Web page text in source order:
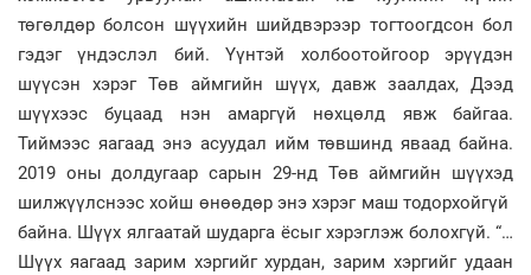
төгөлдөр болсон шүүхийн шийдвэрээр тогтоогдсон бол
гэдэг үндэслэл бий. Үүнтэй холбоотойгоор эрүүдэн
шүүсэн хэрэг Төв аймгийн шүүх, давж заалдах, Дээд
шүүхээс буцаад нэн амаргүй нөхцөлд явж байгаа.
Тиймээс яагаад энэ асуудал ийм төвшинд яваад байна.
2019 оны долдугаар сарын 29-нд Төв аймгийн шүүхэд
шилжүүлснээс хойш өнөөдөр энэ хэрэг маш тодорхойгүй
байна. Шүүх ялгаатай шударга ёсыг хэрэглэж болохгүй. “…
Шүүх яагаад зарим хэргийг хурдан, зарим хэргийг удаан